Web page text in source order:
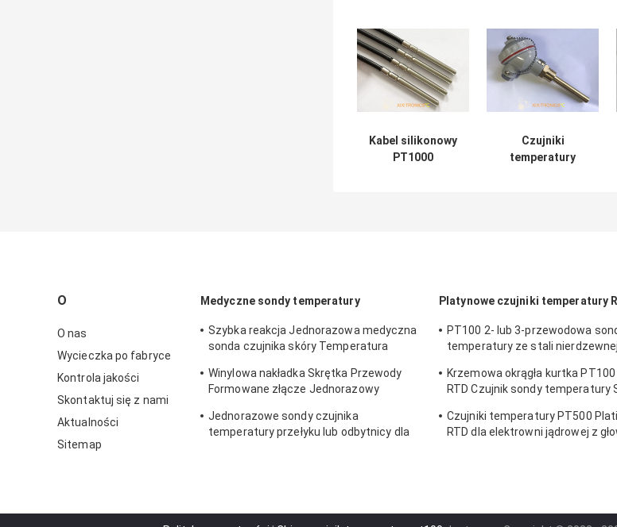
Kabel silikonowy
PT1000
Czujniki
temperatury
O
O nas
Wycieczka po fabryce
Kontrola jakości
Skontaktuj się z nami
Aktualności
Sitemap
Medyczne sondy temperatury
Szybka reakcja Jednorazowa medyczna
sonda czujnika skóry Temperatura
Winylowa nakładka Skrętka Przewody
Formowane złącze Jednorazowy
przeznaczenia 2.252K 400 Series
Jednorazowe sondy czujnika
temperatury przełyku lub odbytnicy dla
Platynowe czujniki temperatury
PT100 2- lub 3-przewodowa
temperatury ze stali
kuchni
Krzemowa okrągła kurtka
RTD Czujnik sondy temperatury
PT-RTD
Czujniki temperatury PT500
RTD dla elektrowni jądrowej z